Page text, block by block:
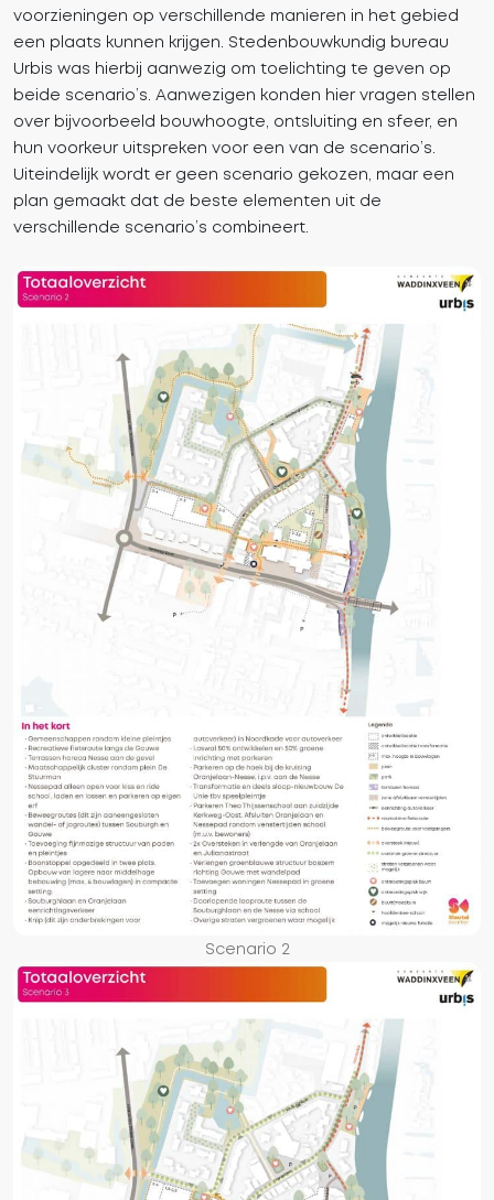
voorzieningen op verschillende manieren in het gebied
een plaats kunnen krijgen. Stedenbouwkundig bureau
Urbis was hierbij aanwezig om toelichting te geven op
beide scenario’s. Aanwezigen konden hier vragen stellen
over bijvoorbeeld bouwhoogte, ontsluiting en sfeer, en
hun voorkeur uitspreken voor een van de scenario’s.
Uiteindelijk wordt er geen scenario gekozen, maar een
plan gemaakt dat de beste elementen uit de
verschillende scenario’s combineert.
Scenario 2